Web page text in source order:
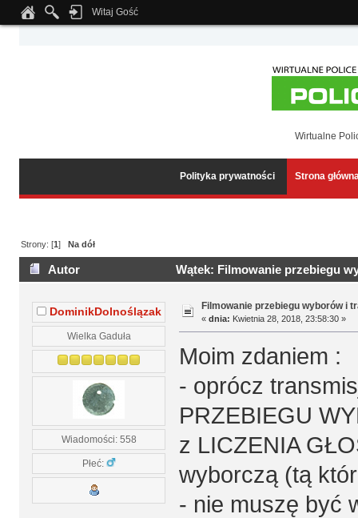
Notice: Undefined index: tapatalk_body_hook in
Witaj Gość
Wirtualne
Polityka prywatności Strona
Strony: [1]Na dół
Autor Wątek: Filmowanie przebiegu
DominikDolnoślązak
Wielka Gaduła
Wiadomości: 558
Płeć:
Filmowanie przebiegu wyborów i
« dnia: Kwietnia 28, 2018, 23:58:30 »
Moim zdaniem :
- oprócz
PRZEBIEGU
z LICZENIA
wyborczą (tą
- nie muszę być